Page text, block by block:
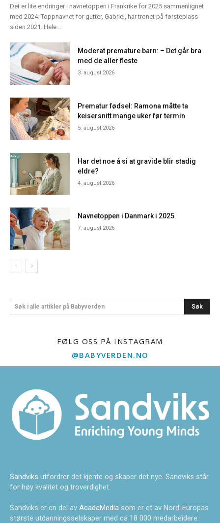
Det er lite endringer i navnetoppen i Frankrike for 2025 sammenlignet
med 2024. Toppnavnet for gutter, Gabriel, har tronet på førsteplass
siden 2021. Hele...
Moderat premature barn: – Det går bra
med de aller fleste
3. august 2026
Prematur fødsel: Ramona måtte ta
keisersnitt mange uker før termin
5. august 2026
Har det noe å si at gravide blir stadig
eldre?
4. august 2026
Navnetoppen i Danmark i 2025
7. august 2026
Søk i alle artikler på Babyverden Søk
FØLG OSS PÅ INSTAGRAM
@BABYVERDEN.NO
Sandviks utfordrer det kjente og skaper det nye. Sandviks står
for høy kvalitet og troverdighet.
Sandviks er en del av AcadeMedia som er et av Nord-Europas
største utdanningsselskaper med ca 18 000 medarbeidere.